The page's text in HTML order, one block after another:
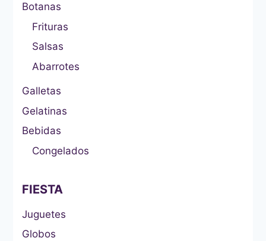
Botanas
Frituras
Salsas
Abarrotes
Galletas
Gelatinas
Bebidas
Congelados
FIESTA
Juguetes
Globos